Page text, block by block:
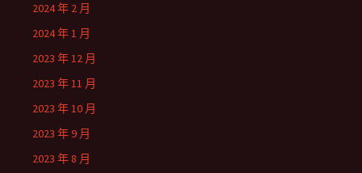
2024 年 2 月
2024 年 1 月
2023 年 12 月
2023 年 11 月
2023 年 10 月
2023 年 9 月
2023 年 8 月